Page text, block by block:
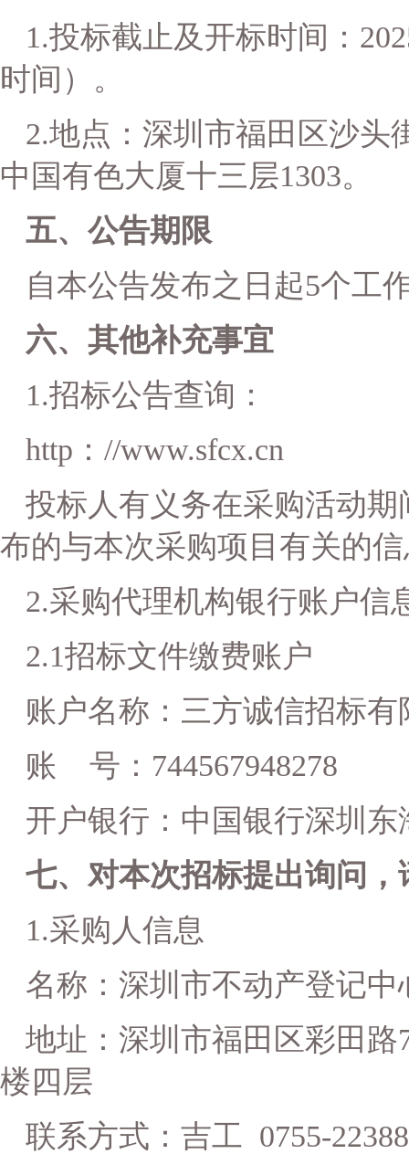
1.投标截止及开标时间：
时间）。
2.地点： 深圳市福田区沙头
中国有色大厦十三层1303。
五、公告期限
自本公告发布之日起5个工
六、其他补充事宜
1.招标公告查询：
http：//www.sfcx.cn
投标人有义务在采购活动
布的与本次采购项目有关的
2.采购代理机构银行账户信
2.1招标文件缴费账户
账户名称：三方诚信招标有
账
号： 744567948278
开户银行：中国银行深圳东
七、对本次招标提出询问
1.采购人信息
名称： 深圳市不动产登记中
地址：深圳市福田区彩田路
楼四层
联系方式： 吉工 0755-